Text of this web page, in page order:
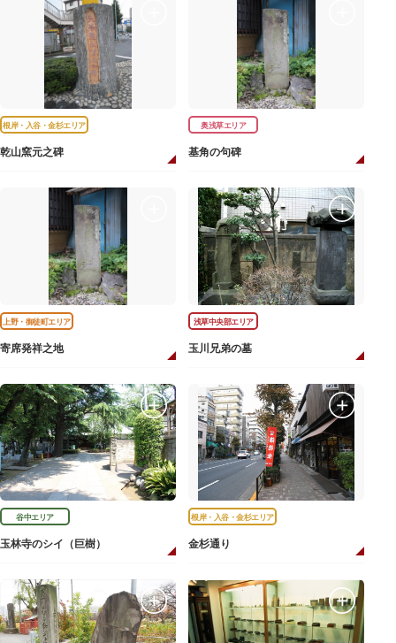
根岸・入谷・金杉エリア
乾山窯元之碑
奥浅草エリア
基角の句碑
上野・御徒町エリア
寄席発祥之地
浅草中央部エリア
玉川兄弟の墓
谷中エリア
玉林寺のシイ（巨樹）
根岸・入谷・金杉エリア
金杉通り